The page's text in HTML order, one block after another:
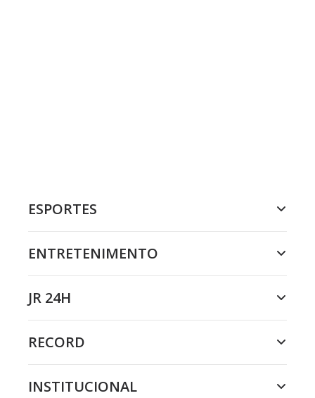
ESPORTES
ENTRETENIMENTO
JR 24H
RECORD
INSTITUCIONAL